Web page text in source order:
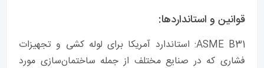
قوانین و استانداردها:
ASME B31: استاندارد آمریکا برای لوله کشی و تجهیزات
فشاری که در صنایع مختلف از جمله ساختمان‌سازی مورد